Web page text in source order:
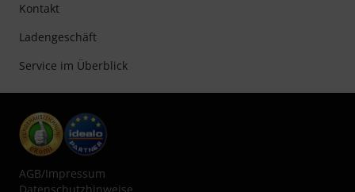
Kontakt
Ladengeschäft
Service im Überblick
AGB/Impressum